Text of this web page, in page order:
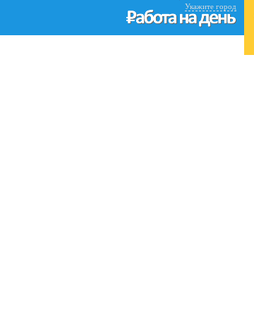
Укажите город